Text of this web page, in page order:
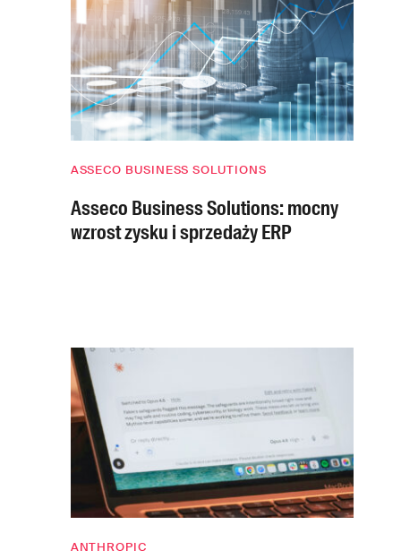
ASSECO BUSINESS SOLUTIONS
Asseco Business Solutions: mocny
wzrost zysku i sprzedaży ERP
ANTHROPIC